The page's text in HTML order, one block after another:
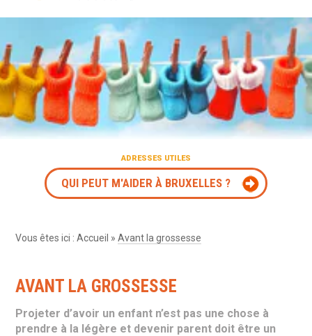
ADRESSES UTILES
QUI PEUT M'AIDER À BRUXELLES ?
Vous êtes ici :Accueil »Avant la grossesse
AVANT LA GROSSESSE
Projeter d’avoir un enfant n’est pas une chose à
prendre à la légère et devenir parent doit être un